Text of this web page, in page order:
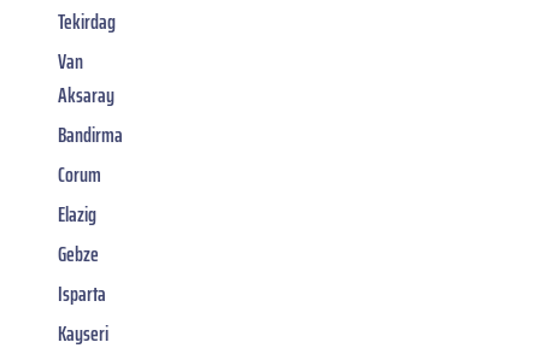
Tekirdag
Van
Aksaray
Bandirma
Corum
Elazig
Gebze
Isparta
Kayseri